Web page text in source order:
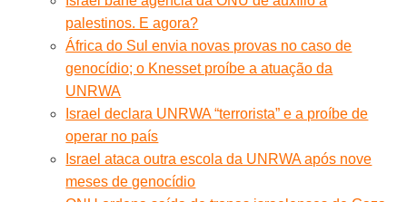
palestinos. E agora?
África do Sul envia novas provas no caso de
genocídio; o Knesset proíbe a atuação da
UNRWA
Israel declara UNRWA “terrorista” e a proíbe de
operar no país
Israel ataca outra escola da UNRWA após nove
meses de genocídio